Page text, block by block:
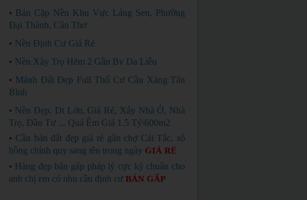
• Bán Cặp Nền Khu Vực Láng Sen, Phường
Đại Thành, Cần Thơ
• Nền Định Cư Giá Rẻ
• Nền Xây Trọ Hẽm 2 Gần Bv Da Liễu
• Mảnh Đất Đẹp Full Thổ Cư Cầu Xáng Tân
Bình
• Nền Đẹp, Dt Lớn, Giá Rẻ, Xây Nhà Ở, Nhà
Trọ, Đầu Tư ... Quá Êm Giá 1.5 Tỷ\600m2
• Cần bán đất đẹp giá rẻ gần chợ Cái Tắc, sổ
hồng chính quy sang tên trong ngày GIÁ RẺ
• Hàng đẹp bán gấp pháp lý cực kỳ chuẩn cho
anh chị em có nhu cầu định cư BÁN GẤP